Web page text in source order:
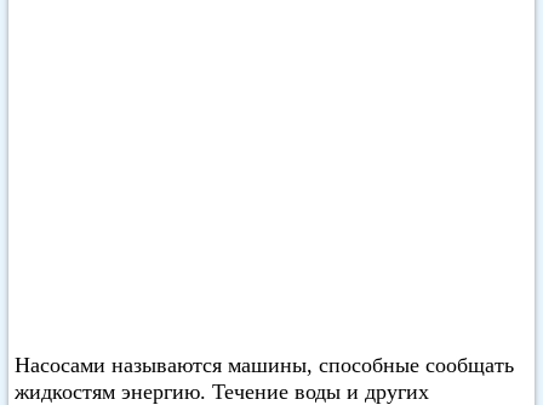
Насосами называются машины, способные сообщать
жидкостям энергию. Течение воды и других